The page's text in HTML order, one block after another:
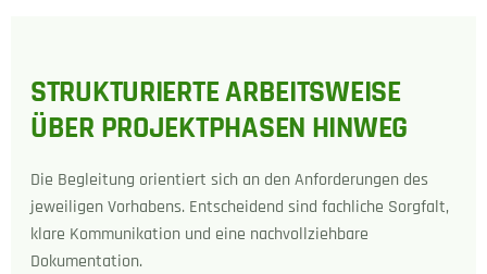
STRUKTURIERTE ARBEITSWEISE
ÜBER PROJEKTPHASEN HINWEG
Die Begleitung orientiert sich an den Anforderungen des
jeweiligen Vorhabens. Entscheidend sind fachliche Sorgfalt,
klare Kommunikation und eine nachvollziehbare
Dokumentation.